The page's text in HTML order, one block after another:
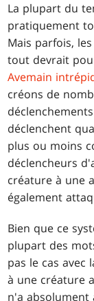
La plupart du
pratiquement
Mais parfois,
tout devrait
Avemain
créons de
déclenchent
plus ou moins
déclencheurs
créature à une
également
Bien que ce
plupart des
pas le cas avec
à une créature
n'a absolument